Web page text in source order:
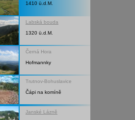
1410 ü.d.M.
Labská bouda
1320 ü.d.M.
Černá Hora
Hofmannky
Trutnov-Bohuslavice
Čápi na komíně
Janské Lázně